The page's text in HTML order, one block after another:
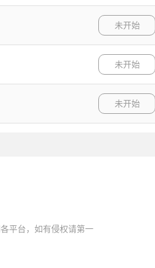
未开始
未开始
未开始
平台，如有侵权请第一